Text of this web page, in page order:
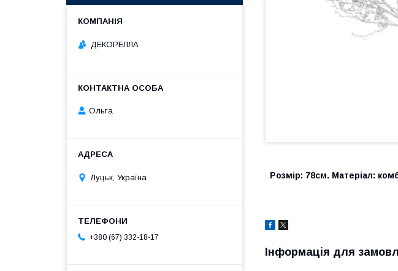
Розмір: 78см. Матеріал:
Інформація для
ДЕКОРЕЛЛА
Ольга
Луцьк, Україна
+380 (67) 332-18-17